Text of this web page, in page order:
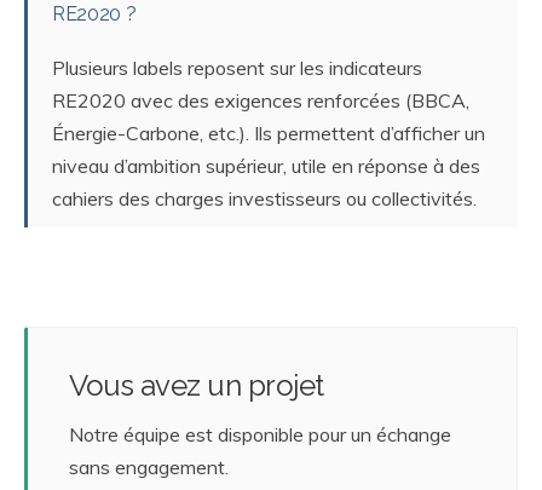
RE2020 ?
Plusieurs labels reposent sur les indicateurs
RE2020 avec des exigences renforcées (BBCA,
Énergie-Carbone, etc.). Ils permettent d’afficher un
niveau d’ambition supérieur, utile en réponse à des
cahiers des charges investisseurs ou collectivités.
Vous avez un projet
Notre équipe est disponible pour un échange
sans engagement.